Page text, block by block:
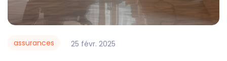
25 févr. 2025
assurances